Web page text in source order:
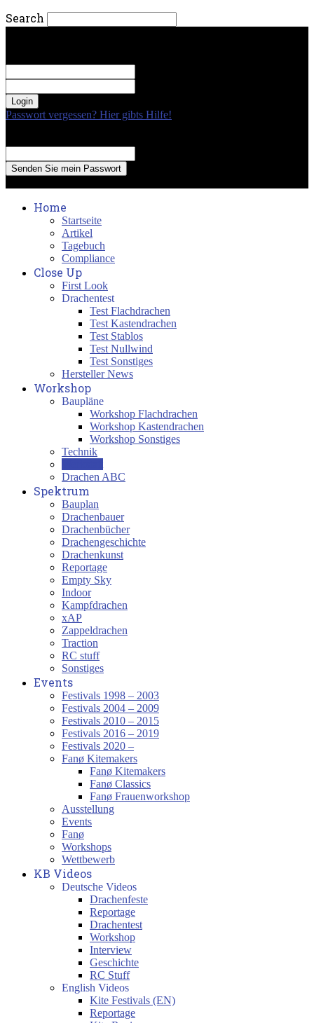
Search
Passwort vergessen? Hier gibts Hilfe!
Home
Startseite
Artikel
Tagebuch
Compliance
Close Up
First Look
Drachentest
Test Flachdrachen
Test Kastendrachen
Test Stablos
Test Nullwind
Test Sonstiges
Hersteller News
Workshop
Baupläne
Workshop Flachdrachen
Workshop Kastendrachen
Workshop Sonstiges
Technik
Drachen ABC
Spektrum
Bauplan
Drachenbauer
Drachenbücher
Drachengeschichte
Drachenkunst
Reportage
Empty Sky
Indoor
Kampfdrachen
xAP
Zappeldrachen
Traction
RC stuff
Sonstiges
Events
Festivals 1998 – 2003
Festivals 2004 – 2009
Festivals 2010 – 2015
Festivals 2016 – 2019
Festivals 2020 –
Fanø Kitemakers
Fanø Kitemakers
Fanø Classics
Fanø Frauenworkshop
Ausstellung
Events
Fanø
Workshops
Wettbewerb
KB Videos
Deutsche Videos
Drachenfeste
Reportage
Drachentest
Workshop
Interview
Geschichte
RC Stuff
English Videos
Kite Festivals (EN)
Reportage